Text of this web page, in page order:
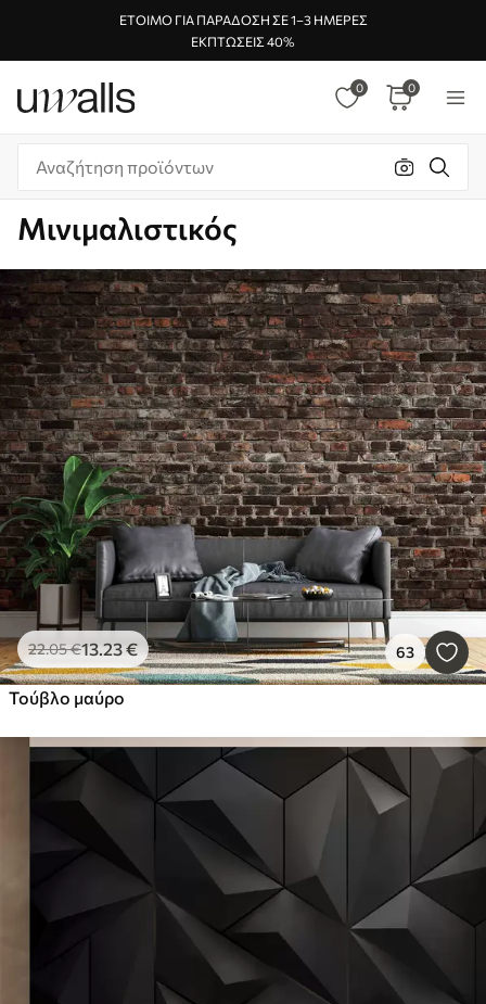
ΈΤΟΙΜΟ ΓΙΑ ΠΑΡΆΔΟΣΗ ΣΕ 1–3 ΗΜΈΡΕΣ
ΕΚΠΤΏΣΕΙΣ 40%
0 0
Μινιμαλιστικός
22.05€13.23€ 63
Τούβλο μαύρο